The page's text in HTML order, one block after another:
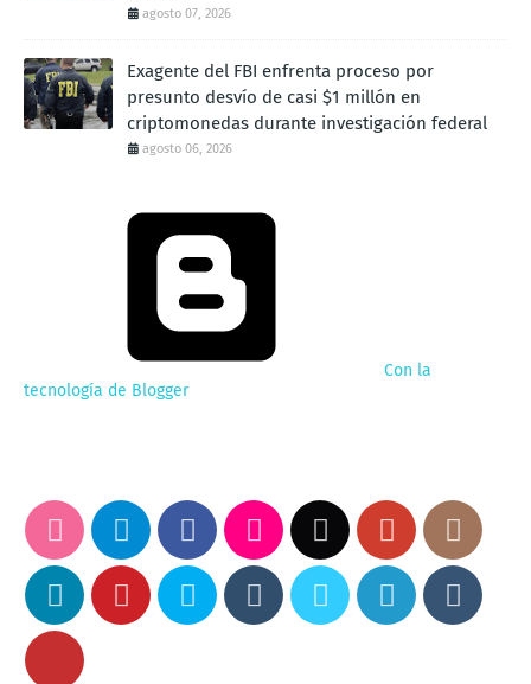
agosto 07, 2026
Exagente del FBI enfrenta proceso por
presunto desvío de casi $1 millón en
criptomonedas durante investigación federal
agosto 06, 2026
Con la
tecnología de Blogger